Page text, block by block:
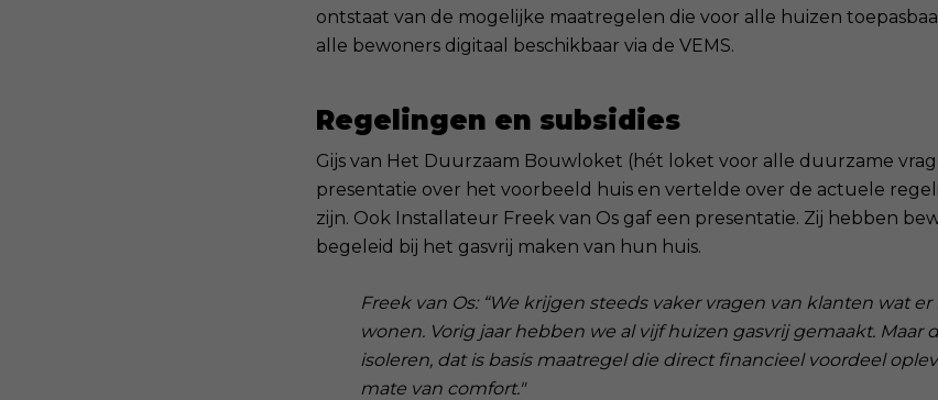
ontstaat van de mogelijke maatregelen die voor alle huizen
alle bewoners digitaal beschikbaar via de VEMS.
Regelingen en subsidies
Gijs van Het Duurzaam Bouwloket (hét loket voor alle duurzame
presentatie over het voorbeeld huis en vertelde over de actuele
zijn. Ook Installateur Freek van Os gaf een presentatie. Zij hebben
begeleid bij het gasvrij maken van hun huis.
Freek van Os: “We krijgen steeds vaker vragen van klanten wat
wonen. Vorig jaar hebben we al vijf huizen gasvrij gemaakt. Maar
isoleren, dat is basis maatregel die direct financieel voordeel
mate van comfort."